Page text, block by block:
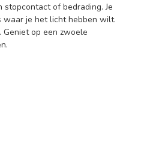
of bedrading. Je
waar je het licht hebben wilt.
op een zwoele